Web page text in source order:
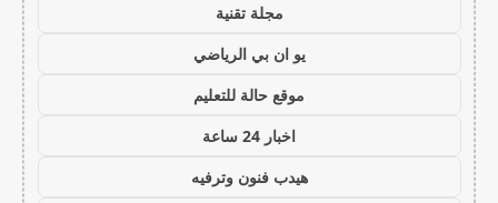
مجلة تقنية
يو ان بي الرياضي
موقع حالة للتعليم
اخبار 24 ساعة
هيدب فنون وترفيه